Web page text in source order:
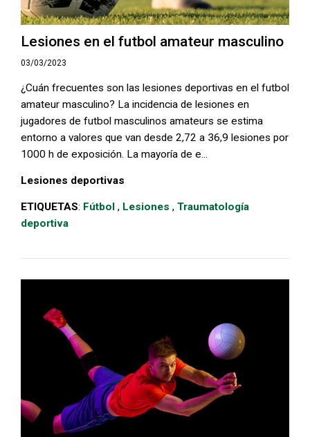
Lesiones en el futbol amateur masculino
03/03/2023
¿Cuán frecuentes son las lesiones deportivas en el futbol
amateur masculino? La incidencia de lesiones en
jugadores de futbol masculinos amateurs se estima
entorno a valores que van desde 2,72 a 36,9 lesiones por
1000 h de exposición. La mayoría de e...
Lesiones deportivas
ETIQUETAS: Fútbol , Lesiones , Traumatología
deportiva